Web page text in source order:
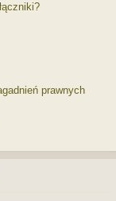
prawnych